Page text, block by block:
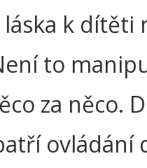
k dítěti
to
za něco.
ovládání